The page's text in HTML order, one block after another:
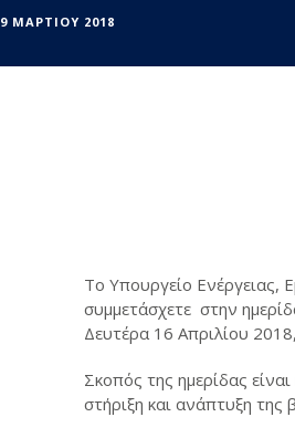
9 ΜΑΡΤΊΟΥ 2018
To Υπουργείο Ενέργειας,
συμμετάσχετε στην
Δευτέρα 16 Απριλίου
Σκοπός της ημερίδας
στήριξη και ανάπτυξη της